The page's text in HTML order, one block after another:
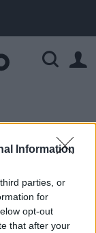
Information
parties, or
for
opt-out
that after your